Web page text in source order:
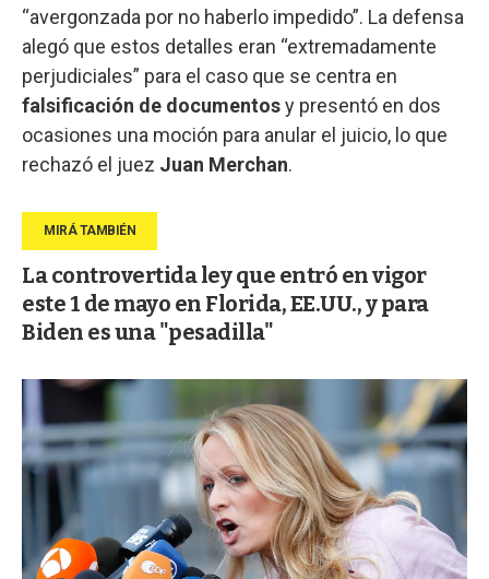
“avergonzada por no haberlo impedido”. La defensa
alegó que estos detalles eran “extremadamente
perjudiciales” para el caso que se centra en
falsificación de documentosy presentó en dos
ocasiones una moción para anular el juicio, lo que
rechazó el juez Juan Merchan.
La controvertida ley que entró en vigor
este 1 de mayo en Florida, EE.UU., y para
Biden es una "pesadilla"